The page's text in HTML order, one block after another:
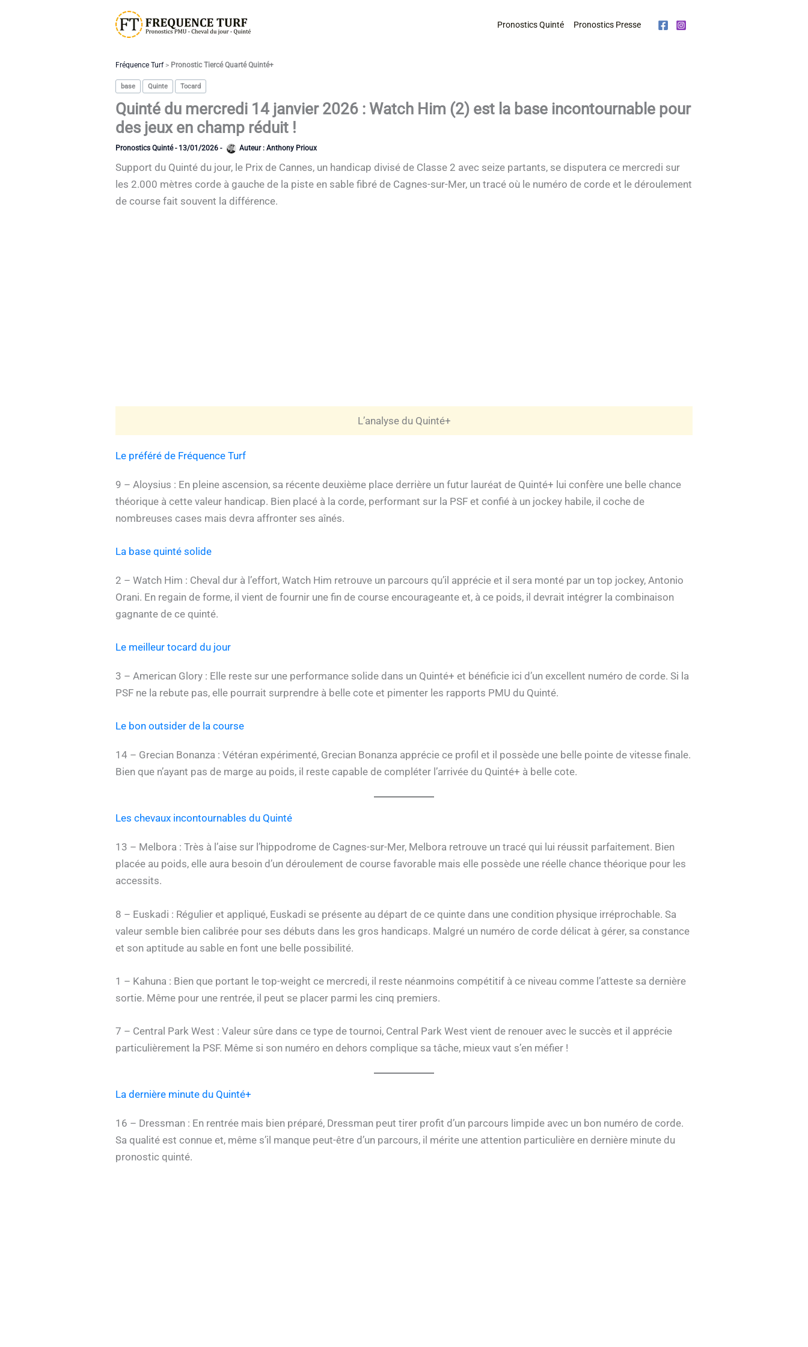
Pronostics Quinté Pronostics Presse
Fréquence Turf> Pronostic Tiercé Quarté Quinté+
base Quinte Tocard
Quinté du mercredi 14 janvier 2026 : Watch Him (2) est la base incontournable pour
des jeux en champ réduit !
Pronostics Quinté- 13/01/2026 - Auteur : Anthony Prioux
Support du Quinté du jour, le Prix de Cannes, un handicap divisé de Classe 2 avec seize partants, se disputera ce mercredi sur
les 2.000 mètres corde à gauche de la piste en sable fibré de Cagnes-sur-Mer, un tracé où le numéro de corde et le déroulement
de course fait souvent la différence.
L’analyse du Quinté+
Le préféré de Fréquence Turf
9 – Aloysius : En pleine ascension, sa récente deuxième place derrière un futur lauréat de Quinté+ lui confère une belle chance
théorique à cette valeur handicap. Bien placé à la corde, performant sur la PSF et confié à un jockey habile, il coche de
nombreuses cases mais devra affronter ses aînés.
La base quinté solide
2 – Watch Him : Cheval dur à l’effort, Watch Him retrouve un parcours qu’il apprécie et il sera monté par un top jockey, Antonio
Orani. En regain de forme, il vient de fournir une fin de course encourageante et, à ce poids, il devrait intégrer la combinaison
gagnante de ce quinté.
Le meilleur tocard du jour
3 – American Glory : Elle reste sur une performance solide dans un Quinté+ et bénéficie ici d’un excellent numéro de corde. Si la
PSF ne la rebute pas, elle pourrait surprendre à belle cote et pimenter les rapports PMU du Quinté.
Le bon outsider de la course
14 – Grecian Bonanza : Vétéran expérimenté, Grecian Bonanza apprécie ce profil et il possède une belle pointe de vitesse finale.
Bien que n’ayant pas de marge au poids, il reste capable de compléter l’arrivée du Quinté+ à belle cote.
Les chevaux incontournables du Quinté
13 – Melbora : Très à l’aise sur l’hippodrome de Cagnes-sur-Mer, Melbora retrouve un tracé qui lui réussit parfaitement. Bien
placée au poids, elle aura besoin d’un déroulement de course favorable mais elle possède une réelle chance théorique pour les
accessits.
8 – Euskadi : Régulier et appliqué, Euskadi se présente au départ de ce quinte dans une condition physique irréprochable. Sa
valeur semble bien calibrée pour ses débuts dans les gros handicaps. Malgré un numéro de corde délicat à gérer, sa constance
et son aptitude au sable en font une belle possibilité.
1 – Kahuna : Bien que portant le top-weight ce mercredi, il reste néanmoins compétitif à ce niveau comme l’atteste sa dernière
sortie. Même pour une rentrée, il peut se placer parmi les cinq premiers.
7 – Central Park West : Valeur sûre dans ce type de tournoi, Central Park West vient de renouer avec le succès et il apprécie
particulièrement la PSF. Même si son numéro en dehors complique sa tâche, mieux vaut s’en méfier !
La dernière minute du Quinté+
16 – Dressman : En rentrée mais bien préparé, Dressman peut tirer profit d’un parcours limpide avec un bon numéro de corde.
Sa qualité est connue et, même s’il manque peut-être d’un parcours, il mérite une attention particulière en dernière minute du
pronostic quinté.